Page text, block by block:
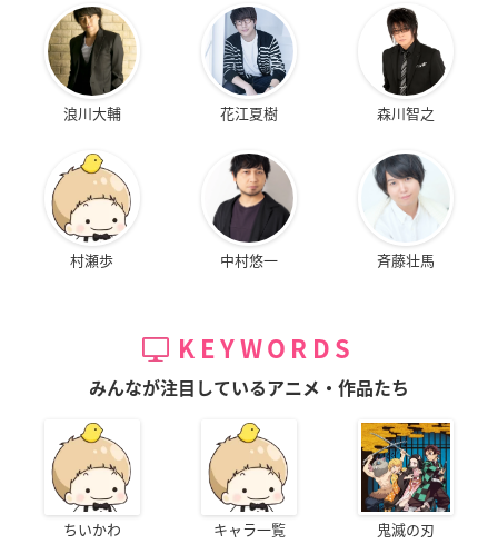
浪川大輔 花江夏樹 森川智之
村瀬歩 中村悠一 斉藤壮馬
KEYWORDS
みんなが注目しているアニメ・作品たち
ちいかわ キャラ一覧 鬼滅の刃